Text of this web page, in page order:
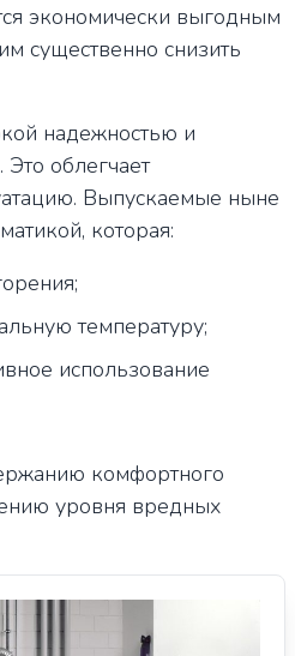
экономически выгодным
существенно снизить
надежностью и
Это облегчает
Выпускаемые ныне
которая:
температуру;
использование
комфортного
уровня вредных